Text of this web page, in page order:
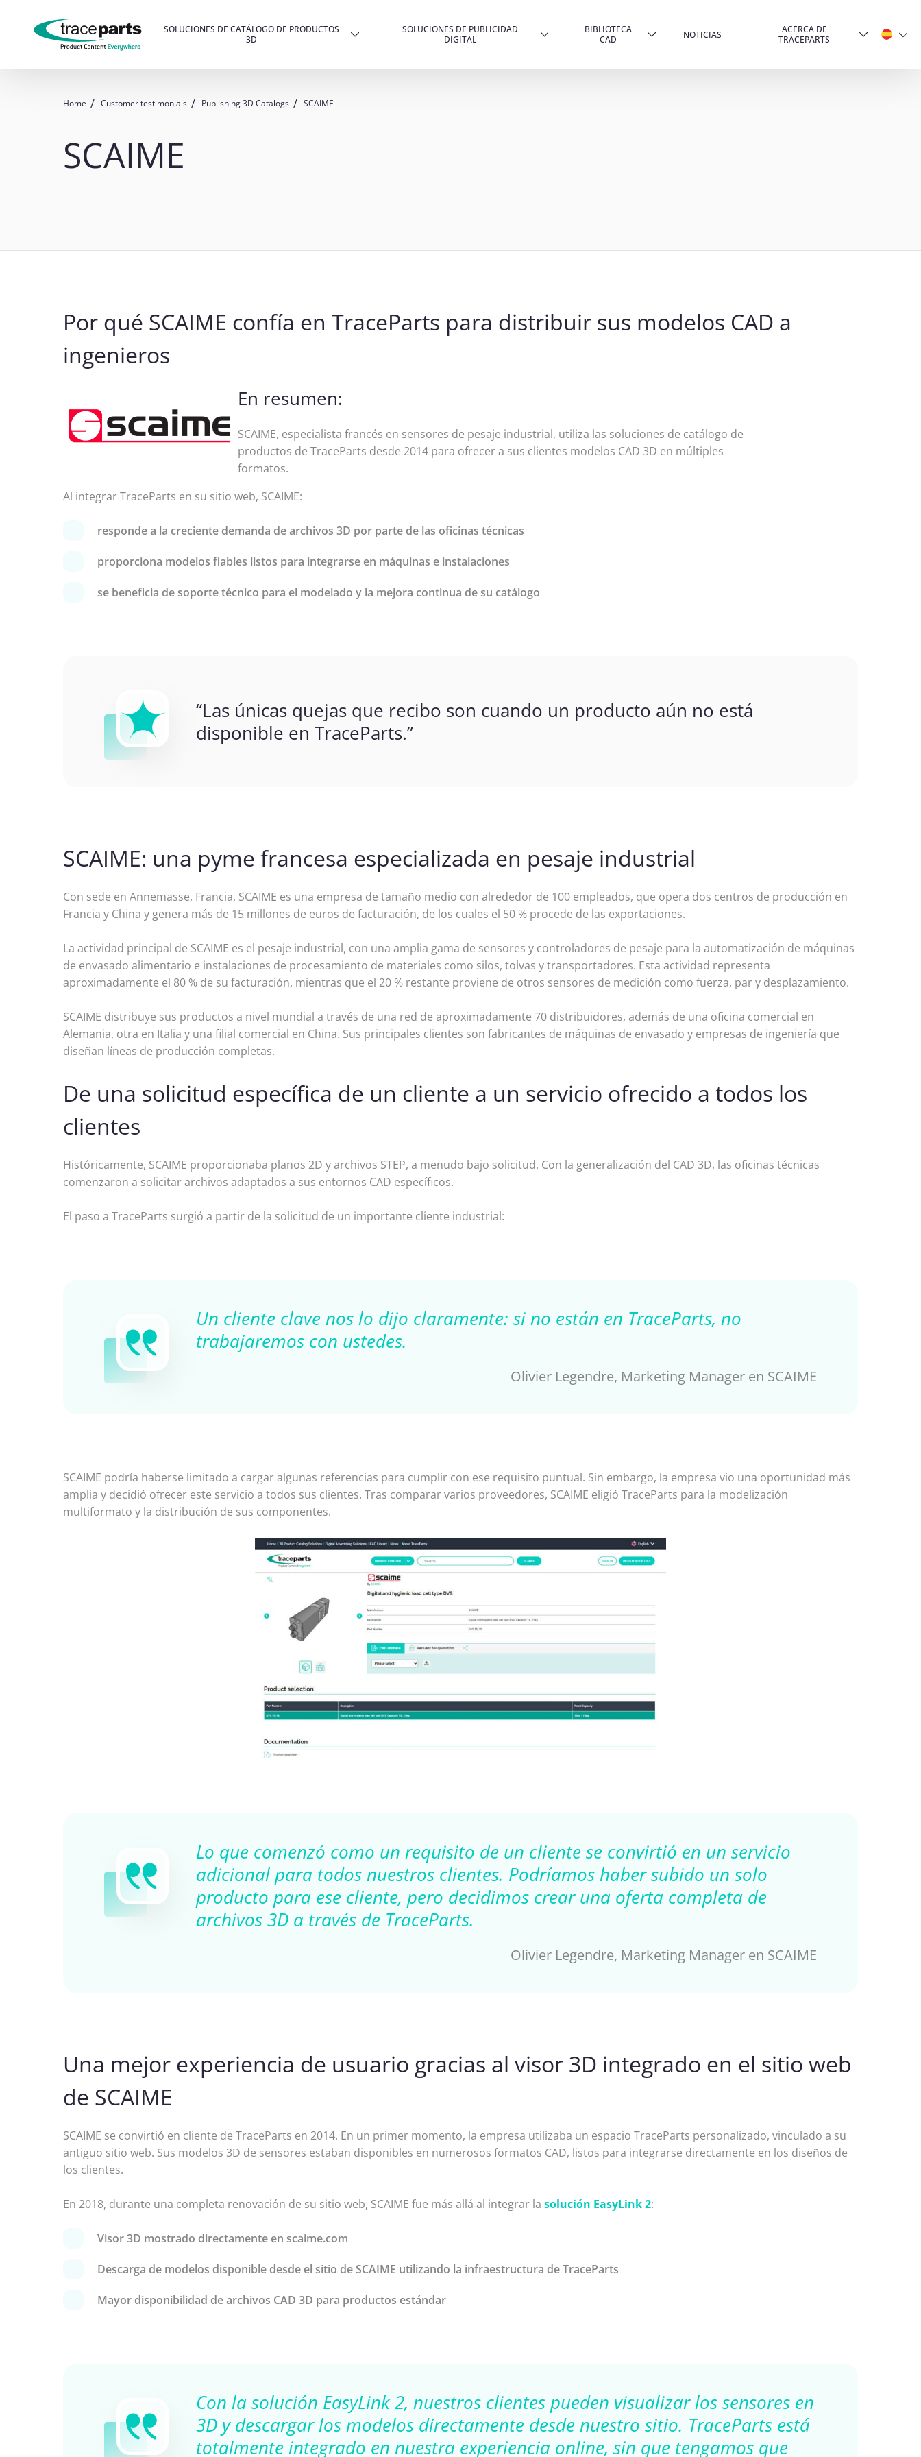
SOLUCIONES DE CATÁLOGO DE PRODUCTOS
3D
SOLUCIONES DE PUBLICIDAD
DIGITAL
BIBLIOTECA
CAD
NOTICIAS
ACERCA DE
TRACEPARTS
Home Customer testimonials Publishing 3D Catalogs SCAIME
SCAIME
Por qué SCAIME confía en TraceParts para distribuir sus modelos CAD a
ingenieros
En resumen:
SCAIME, especialista francés en sensores de pesaje industrial, utiliza las soluciones de catálogo de
productos de TraceParts desde 2014 para ofrecer a sus clientes modelos CAD 3D en múltiples
formatos.
Al integrar TraceParts en su sitio web, SCAIME:
responde a la creciente demanda de archivos 3D por parte de las oficinas técnicas
proporciona modelos fiables listos para integrarse en máquinas e instalaciones
se beneficia de soporte técnico para el modelado y la mejora continua de su catálogo
“Las únicas quejas que recibo son cuando un producto aún no está
disponible en TraceParts.”
SCAIME: una pyme francesa especializada en pesaje industrial
Con sede en Annemasse, Francia, SCAIME es una empresa de tamaño medio con alrededor de 100 empleados, que opera dos centros de producción en
Francia y China y genera más de 15 millones de euros de facturación, de los cuales el 50 % procede de las exportaciones.
La actividad principal de SCAIME es el pesaje industrial, con una amplia gama de sensores y controladores de pesaje para la automatización de máquinas
de envasado alimentario e instalaciones de procesamiento de materiales como silos, tolvas y transportadores. Esta actividad representa
aproximadamente el 80 % de su facturación, mientras que el 20 % restante proviene de otros sensores de medición como fuerza, par y desplazamiento.
SCAIME distribuye sus productos a nivel mundial a través de una red de aproximadamente 70 distribuidores, además de una oficina comercial en
Alemania, otra en Italia y una filial comercial en China. Sus principales clientes son fabricantes de máquinas de envasado y empresas de ingeniería que
diseñan líneas de producción completas.
De una solicitud específica de un cliente a un servicio ofrecido a todos los
clientes
Históricamente, SCAIME proporcionaba planos 2D y archivos STEP, a menudo bajo solicitud. Con la generalización del CAD 3D, las oficinas técnicas
comenzaron a solicitar archivos adaptados a sus entornos CAD específicos.
El paso a TraceParts surgió a partir de la solicitud de un importante cliente industrial:
Un cliente clave nos lo dijo claramente: si no están en TraceParts, no
trabajaremos con ustedes.
Olivier Legendre, Marketing Manager en SCAIME
SCAIME podría haberse limitado a cargar algunas referencias para cumplir con ese requisito puntual. Sin embargo, la empresa vio una oportunidad más
amplia y decidió ofrecer este servicio a todos sus clientes. Tras comparar varios proveedores, SCAIME eligió TraceParts para la modelización
multiformato y la distribución de sus componentes.
Lo que comenzó como un requisito de un cliente se convirtió en un servicio
adicional para todos nuestros clientes. Podríamos haber subido un solo
producto para ese cliente, pero decidimos crear una oferta completa de
archivos 3D a través de TraceParts.
Olivier Legendre, Marketing Manager en SCAIME
Una mejor experiencia de usuario gracias al visor 3D integrado en el sitio web
de SCAIME
SCAIME se convirtió en cliente de TraceParts en 2014. En un primer momento, la empresa utilizaba un espacio TraceParts personalizado, vinculado a su
antiguo sitio web. Sus modelos 3D de sensores estaban disponibles en numerosos formatos CAD, listos para integrarse directamente en los diseños de
los clientes.
En 2018, durante una completa renovación de su sitio web, SCAIME fue más allá al integrar la solución EasyLink 2:
Visor 3D mostrado directamente en scaime.com
Descarga de modelos disponible desde el sitio de SCAIME utilizando la infraestructura de TraceParts
Mayor disponibilidad de archivos CAD 3D para productos estándar
Con la solución EasyLink 2, nuestros clientes pueden visualizar los sensores en
3D y descargar los modelos directamente desde nuestro sitio. TraceParts está
totalmente integrado en nuestra experiencia online, sin que tengamos que